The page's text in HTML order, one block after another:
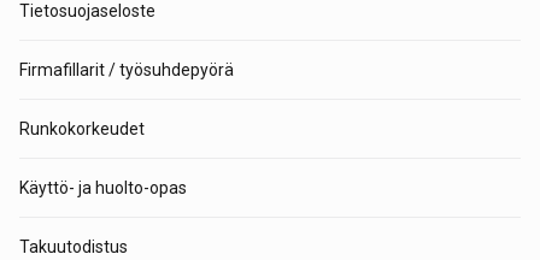
Tietosuojaseloste
Firmafillarit / työsuhdepyörä
Runkokorkeudet
Käyttö- ja huolto-opas
Takuutodistus